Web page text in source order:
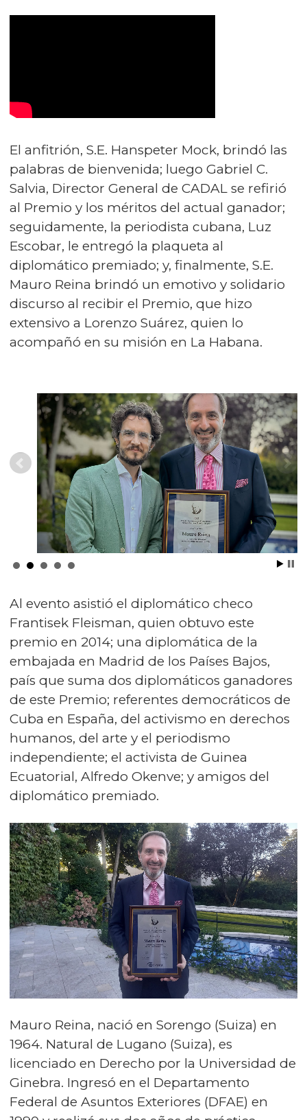
El anfitrión, S.E. Hanspeter Mock, brindó las
palabras de bienvenida; luego Gabriel C.
Salvia, Director General de CADAL se refirió
al Premio y los méritos del actual ganador;
seguidamente, la periodista cubana, Luz
Escobar, le entregó la plaqueta al
diplomático premiado; y, finalmente, S.E.
Mauro Reina brindó un emotivo y solidario
discurso al recibir el Premio, que hizo
extensivo a Lorenzo Suárez, quien lo
acompañó en su misión en La Habana.
Al evento asistió el diplomático checo
Frantisek Fleisman, quien obtuvo este
premio en 2014; una diplomática de la
embajada en Madrid de los Países Bajos,
país que suma dos diplomáticos ganadores
de este Premio; referentes democráticos de
Cuba en España, del activismo en derechos
humanos, del arte y el periodismo
independiente; el activista de Guinea
Ecuatorial, Alfredo Okenve; y amigos del
diplomático premiado.
Mauro Reina, nació en Sorengo (Suiza) en
1964. Natural de Lugano (Suiza), es
licenciado en Derecho por la Universidad de
Ginebra. Ingresó en el Departamento
Federal de Asuntos Exteriores (DFAE) en